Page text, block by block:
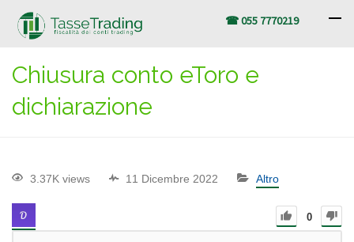
☎ 055 7770219
Chiusura conto eToro e
dichiarazione
3.37K views 11 Dicembre 2022 Altro
0